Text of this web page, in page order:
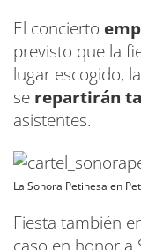
El concierto
previsto que la
lugar escogido,
se repartirán
asistentes.
La Sonora Petinesa en
Fiesta también
caso en honor a